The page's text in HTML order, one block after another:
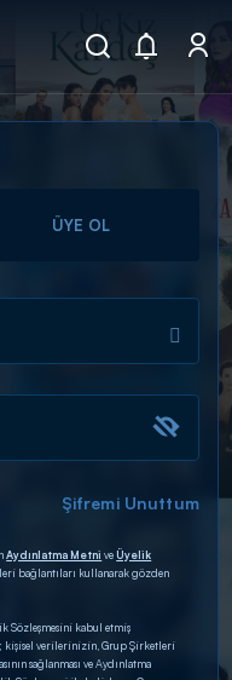
ÜYE OL
Şifremi Unuttum
Aydınlatma Metni veÜyelik
bağlantıları kullanarak gözden
Sözleşmesini kabul etmiş
kişisel verilerinizin, Grup Şirketleri
sağlanması ve Aydınlatma